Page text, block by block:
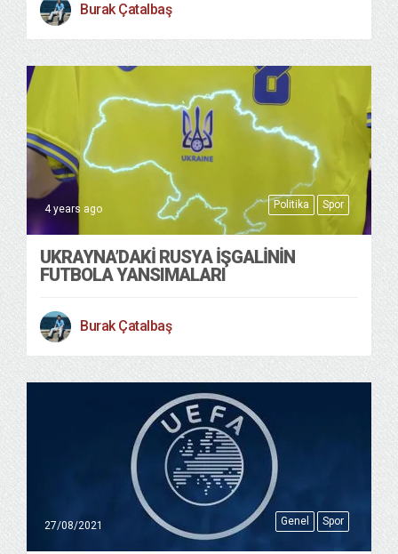
Burak Çatalbaş
Politika Spor
4 years ago
UKRAYNA’DAKI RUSYA İŞGALININ
FUTBOLA YANSIMALARI
Burak Çatalbaş
Genel Spor
27/08/2021